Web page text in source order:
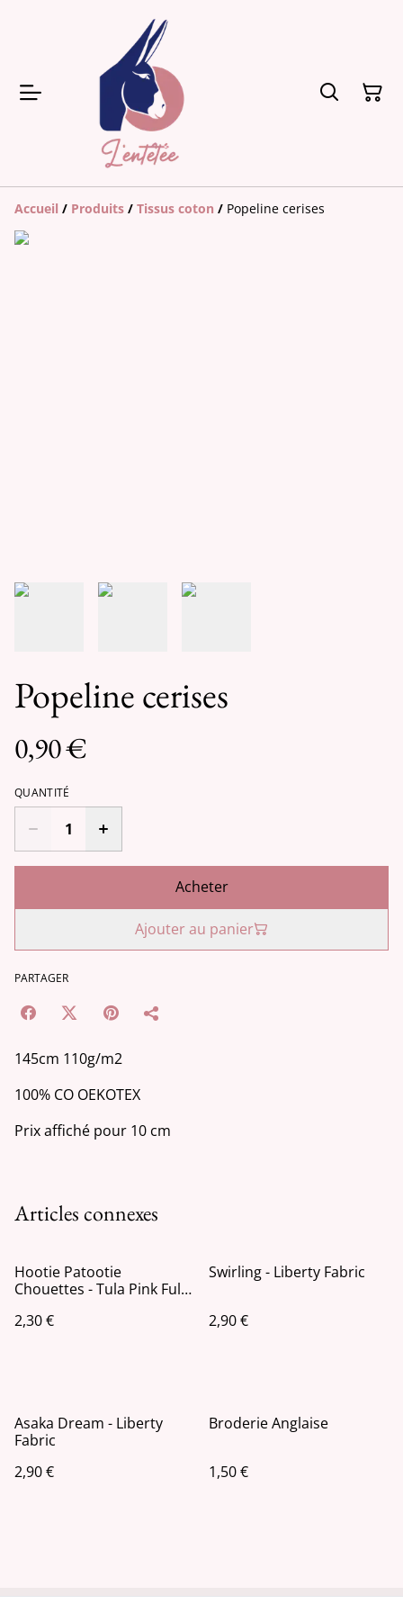
Accueil / Produits / Tissus coton / Popeline cerises
Popeline cerises
0,90 €
QUANTITÉ
Acheter
Ajouter au panier
PARTAGER
145cm 110g/m2
100% CO OEKOTEX
Prix affiché pour 10 cm
Articles connexes
Hootie Patootie
Chouettes - Tula Pink Full
2,30 €
Swirling - Liberty Fabric
2,90 €
Asaka Dream - Liberty
Fabric
2,90 €
Broderie Anglaise
1,50 €